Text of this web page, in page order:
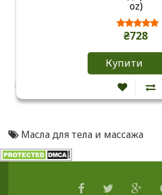
oz)
₴728
Купити
Масла для тела и массажа